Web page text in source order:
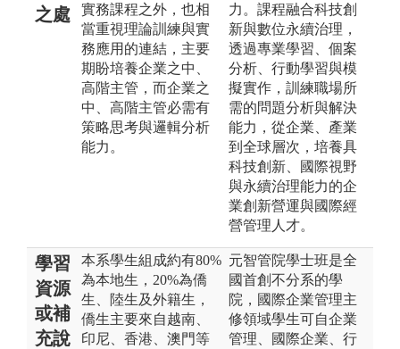
之處
實務課程之外，也相
當重視理論訓練與實
務應用的連結，主要
期盼培養企業之中、
高階主管，而企業之
中、高階主管必需有
策略思考與邏輯分析
能力。
力。課程融合科技創
新與數位永續治理，
透過專業學習、個案
分析、行動學習與模
擬實作，訓練職場所
需的問題分析與解決
能力，從企業、產業
到全球層次，培養具
科技創新、國際視野
與永續治理能力的企
業創新營運與國際經
營管理人才。
學習
資源
或補
充說
本系學生組成約有80%
為本地生，20%為僑
生、陸生及外籍生，
僑生主要來自越南、
印尼、香港、澳門等
元智管院學士班是全
國首創不分系的學
院，國際企業管理主
修領域學生可自企業
管理、國際企業、行